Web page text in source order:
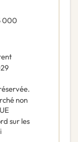
000
non
sur les